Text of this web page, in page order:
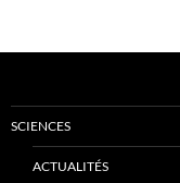
SCIENCES
ACTUALITÉS